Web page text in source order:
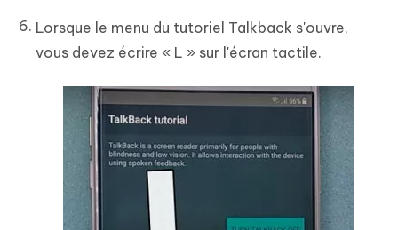
Lorsque le menu du tutoriel Talkback s'ouvre,
vous devez écrire « L » sur l'écran tactile.